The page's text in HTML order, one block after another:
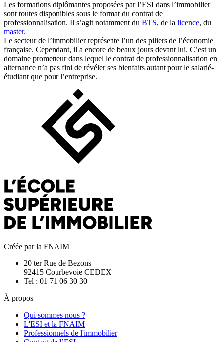
Les formations diplômantes proposées par l’ESI dans l’immobilier
sont toutes disponibles sous le format du contrat de
professionnalisation. Il s’agit notamment du BTS, de la licence, du
master.
Le secteur de l’immobilier représente l’un des piliers de l’économie
française. Cependant, il a encore de beaux jours devant lui. C’est un
domaine prometteur dans lequel le contrat de professionnalisation en
alternance n’a pas fini de révéler ses bienfaits autant pour le salarié-
étudiant que pour l’entreprise.
Créée par la FNAIM
20 ter Rue de Bezons
92415 Courbevoie CEDEX
Tel : 01 71 06 30 30
À propos
Qui sommes nous ?
L'ESI et la FNAIM
Professionnels de l'immobilier